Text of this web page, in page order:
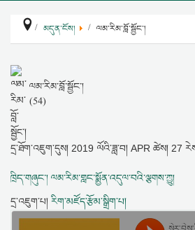
མདུན་ངོས། ལམ་རིམ་བློ་སྦྱོང་།
ལམ་རིམ་བློ་སྦྱོང་།
(54)
དྲ་ཐོག་འཇུག་དུས། 2019 ལོའི་ཟླ་བ། APR ཚེས། 27
ཁྲིད་གཞུང་། ལམ་རིམ་གླང་སྨྱོན་འདུལ་བའི་ལྕགས་ཀྱུ།
དྲ་འཇུག་པ། རིག་མཛོད་རྩོམ་སྒྲིག་པ།